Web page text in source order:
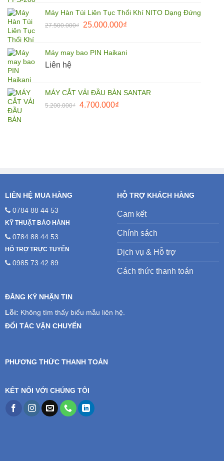
1.650.000₫.là:
1.500.000₫.
Máy Hàn Túi Liên Tục Thổi Khí NITO Dạng Đứng
27.500.000₫
Giá
27.500.000₫.
25.000.000₫Giá
là:
Máy may bao PIN Haikani
Liên hệ
MÁY CẮT VẢI ĐẦU BÀN SANTAR
5.200.000₫ Giá
4.700.000₫Giá
LIÊN HỆ MUA HÀNG
0784 88 44 53
KỸ THUẬT BẢO HÀNH
0784 88 44 53
HỖ TRỢ TRỰC TUYẾN
0985 73 42 89
HỖ TRỢ KHÁCH HÀNG
Cam kết
Chính sách
Dịch vụ & Hỗ trợ
Cách thức thanh toán
ĐĂNG KÝ NHẬN TIN
Lỗi: Không tìm thấy biểu mẫu liên hệ.
ĐỐI TÁC VẬN CHUYỂN
PHƯƠNG THỨC THANH TOÁN
KẾT NỐI VỚI CHÚNG TÔI